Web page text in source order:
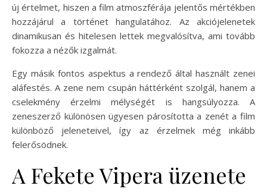
új értelmet, hiszen a film atmoszférája jelentős mértékben
hozzájárul a történet hangulatához. Az akciójelenetek
dinamikusan és hitelesen lettek megvalósítva, ami tovább
fokozza a nézők izgalmát.
Egy másik fontos aspektus a rendező által használt zenei
aláfestés. A zene nem csupán háttérként szolgál, hanem a
cselekmény érzelmi mélységét is hangsúlyozza. A
zeneszerző különösen ügyesen párosította a zenét a film
különböző jeleneteivel, így az érzelmek még inkább
felerősödnek.
A Fekete Vipera üzenete